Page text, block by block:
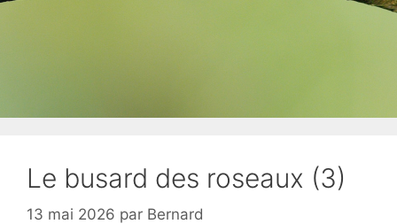
Le busard des roseaux (3)
13 mai 2026 par Bernard